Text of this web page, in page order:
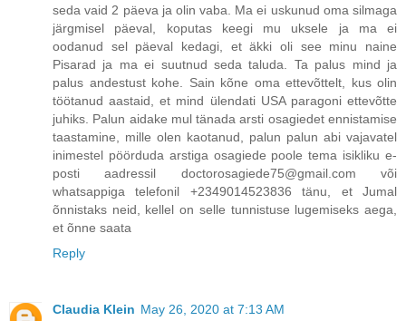
seda vaid 2 päeva ja olin vaba. Ma ei uskunud oma silmaga
järgmisel päeval, koputas keegi mu uksele ja ma ei
oodanud sel päeval kedagi, et äkki oli see minu naine
Pisarad ja ma ei suutnud seda taluda. Ta palus mind ja
palus andestust kohe. Sain kõne oma ettevõttelt, kus olin
töötanud aastaid, et mind ülendati USA paragoni ettevõtte
juhiks. Palun aidake mul tänada arsti osagiedet ennistamise
taastamine, mille olen kaotanud, palun palun abi vajavatel
inimestel pöörduda arstiga osagiede poole tema isikliku e-
posti aadressil doctorosagiede75@gmail.com või
whatsappiga telefonil +2349014523836 tänu, et Jumal
õnnistaks neid, kellel on selle tunnistuse lugemiseks aega,
et õnne saata
Reply
Claudia Klein May 26, 2020 at 7:13 AM